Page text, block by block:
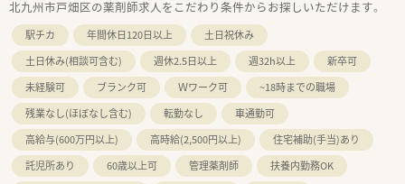
北九州市戸畑区の薬剤師求人をこだわり条件からお探しいただけます。
駅チカ 年間休日120日以上
土日祝休み
土日休み(相談可含む)
週休2.5日以上 週32h以上
新卒可
未経験可
ブランク可 Ｗワーク可
~18時までの職場
残業なし(ほぼなし含む)
転勤なし
車通勤可
高給与(600万円以上)
高時給(2,500円以上)
住宅補助(手当)あり
託児所あり
60歳以上可 管理薬剤師
扶養内勤務OK